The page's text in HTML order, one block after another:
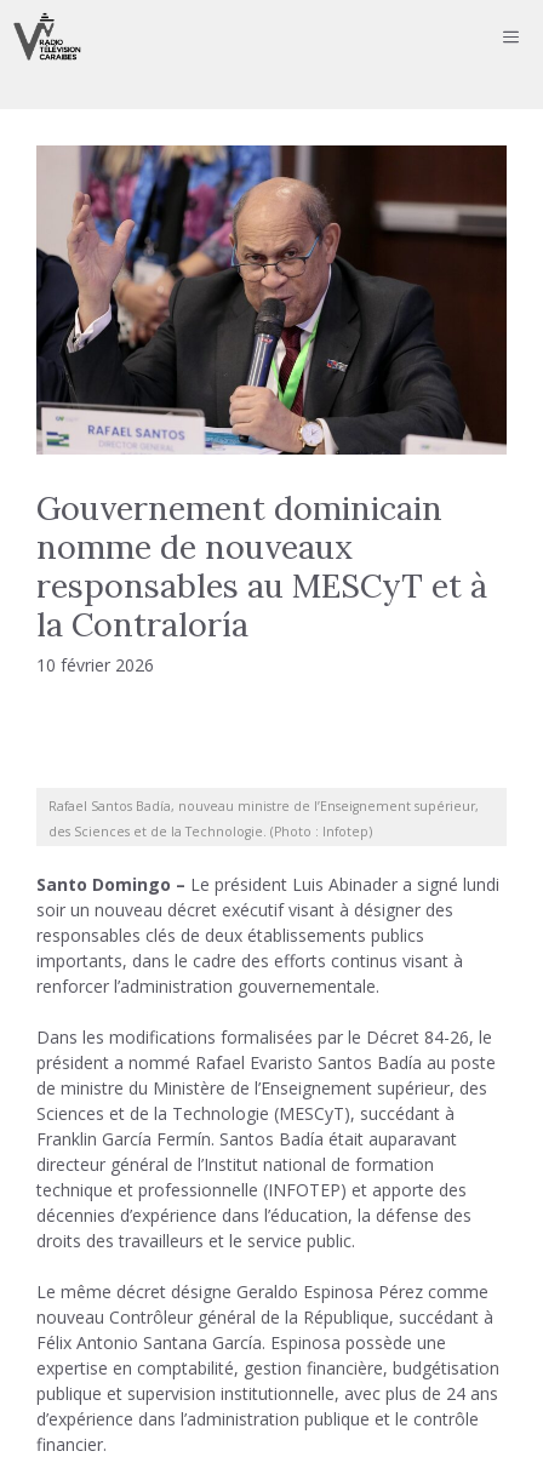
au
contenu
Gouvernement dominicain
nomme de nouveaux
responsables au MESCyT et à
la Contraloría
10 février 2026
Rafael Santos Badía, nouveau ministre de l’Enseignement supérieur,
des Sciences et de la Technologie. (Photo : Infotep)
Santo Domingo – Le président Luis Abinader a signé lundi
soir un nouveau décret exécutif visant à désigner des
responsables clés de deux établissements publics
importants, dans le cadre des efforts continus visant à
renforcer l’administration gouvernementale.
Dans les modifications formalisées par le Décret 84-26, le
président a nommé Rafael Evaristo Santos Badía au poste
de ministre du Ministère de l’Enseignement supérieur, des
Sciences et de la Technologie (MESCyT), succédant à
Franklin García Fermín. Santos Badía était auparavant
directeur général de l’Institut national de formation
technique et professionnelle (INFOTEP) et apporte des
décennies d’expérience dans l’éducation, la défense des
droits des travailleurs et le service public.
Le même décret désigne Geraldo Espinosa Pérez comme
nouveau Contrôleur général de la République, succédant à
Félix Antonio Santana García. Espinosa possède une
expertise en comptabilité, gestion financière, budgétisation
publique et supervision institutionnelle, avec plus de 24 ans
d’expérience dans l’administration publique et le contrôle
financier.